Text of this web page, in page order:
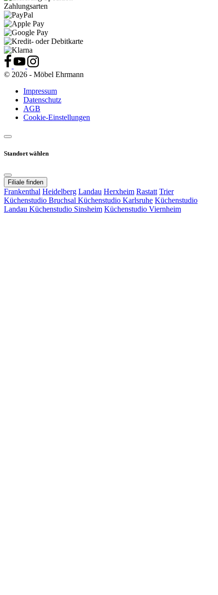
Zahlungsarten
© 2026 - Möbel Ehrmann
Impressum
Datenschutz
AGB
Cookie-Einstellungen
Standort wählen
Filiale finden
Frankenthal Heidelberg Landau Herxheim Rastatt Trier
Küchenstudio Bruchsal Küchenstudio Karlsruhe Küchenstudio
Landau Küchenstudio Sinsheim Küchenstudio Viernheim